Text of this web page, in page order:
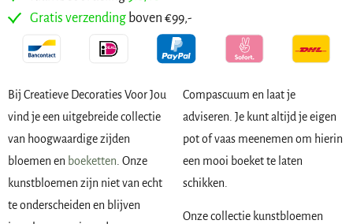
Gratis verzendingboven €99,-
Bij Creatieve Decoraties Voor Jou
vind je een uitgebreide collectie
van hoogwaardige zijden
bloemen en boeketten . Onze
kunstbloemen zijn niet van echt
te onderscheiden en blijven
Compascuum en laat je
adviseren. Je kunt altijd je eigen
pot of vaas meenemen om hierin
een mooi boeket te laten
schikken.
Onze collectie kunstbloemen